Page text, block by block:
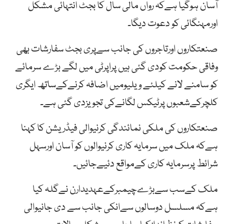
آسان ہوگیا ہےکہ رواں مالی سال کا بجٹ انتہائی مشکل
اورمہنگائی کو دعوت دیگا۔
صنعتکاروں اورتاجروں کی جانب سےپری بجٹ سفارشات بھی
وفاقی حکومت کودی گئی ہیں پراپرٹی میں لگے بڑے سرمائے
کو سامنے لانے کیلئے ویلیومیں اضافہ کرنےکےساتھ ایگری
کلچرکےشعبوں پرٹیکس لگانےکی تجویزدی گئی ہے۔
صنعتکاروں کی ملکی نمائندگی کرنیوالی فیڈریشن کا کہنا
ہےکہ ملک میں سرمایہ کاری کرنیوالوں کو آسان اورسہل
شرائط پرسرمایہ کاری کےمواقع دئیےجائیں۔
ملک کےسب سےبڑےچیمبرکےعہدیدارن نےگلہ کیا
ہےکہ مسلسل دوسالوں سےانکی جانب سے دی جانیوالی